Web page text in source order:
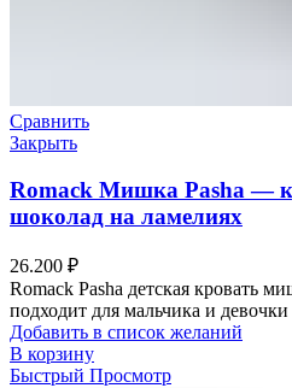
Сравнить
Закрыть
Romack Мишка Pasha —
шоколад на ламелиях
26.200 ₽
Romack Pasha детская кровать
подходит для мальчика и девочки
Добавить в список желаний
В корзину
Быстрый Просмотр